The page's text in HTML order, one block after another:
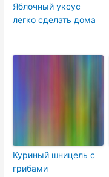
Яблочный уксус
легко сделать дома
Куриный шницель с
грибами